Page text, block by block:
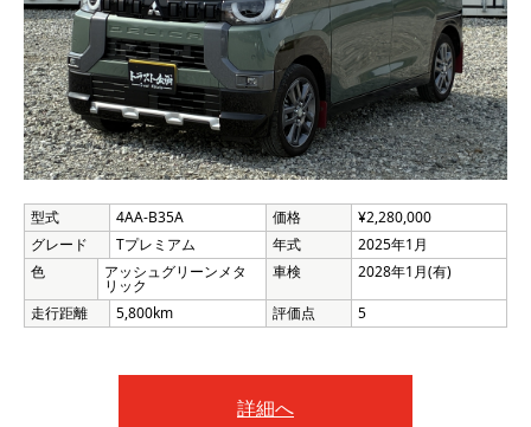
型式 4AA-B35A 価格
¥2,280,000
グレード
Tプレミアム 年式
2025年1月
色
アッシュグリーンメタ
リック
車検 2028年1月(有)
走行距離 5,800km 評価点 5
詳細へ